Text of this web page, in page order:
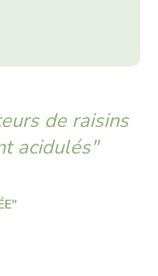
de raisins
acidulés"